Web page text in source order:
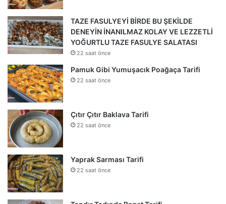
TAZE FASULYEYİ BİRDE BU ŞEKİLDE
DENEYİN İNANILMAZ KOLAY VE LEZZETLİ
YOĞURTLU TAZE FASULYE SALATASI
22 saat önce
Pamuk Gibi Yumuşacık Poağaça Tarifi
22 saat önce
Çıtır Çıtır Baklava Tarifi
22 saat önce
Yaprak Sarması Tarifi
22 saat önce